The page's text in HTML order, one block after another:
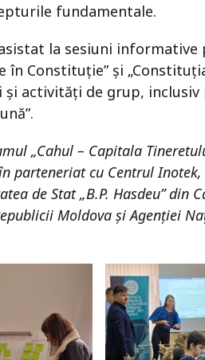
fundamentale.
la sesiuni informative
în Constituție” și
activități de grup,
„Cahul – Capitala
parteneriat cu Centrul
de Stat „B.P. Hasdeu” din
Moldova și Agenției